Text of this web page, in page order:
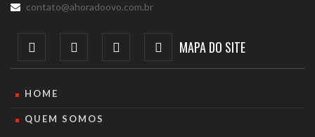
contato@ahoradoovo.com.br
MAPA DO SITE
HOME
QUEM SOMOS